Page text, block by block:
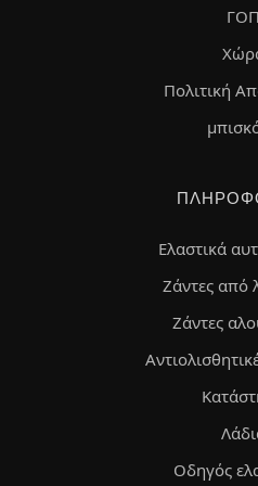
ΓΟΠ
Πολιτική
Ελαστικά
Ζάντες από
Ζάντες
Οδηγός